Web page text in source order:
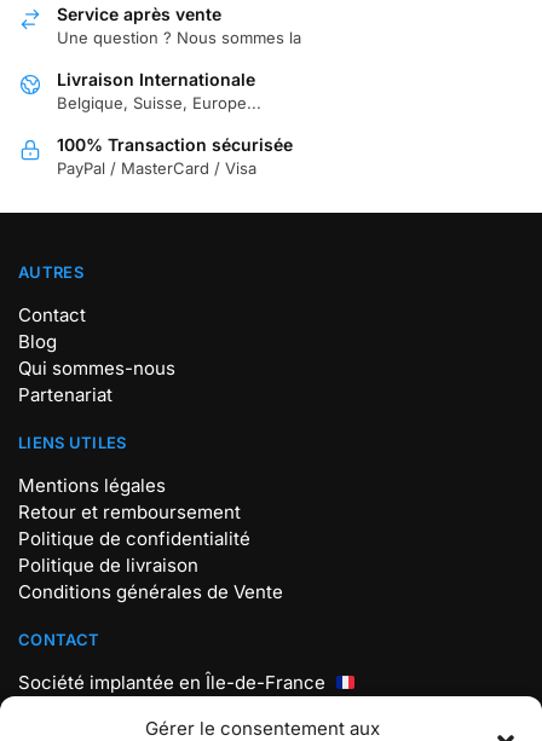
Gérer le consentement aux
Service après vente
Une question ? Nous sommes la
Livraison Internationale
Belgique, Suisse, Europe...
100% Transaction sécurisée
PayPal / MasterCard / Visa
AUTRES
Contact
Blog
Qui sommes-nous
Partenariat
LIENS UTILES
Mentions légales
Retour et remboursement
Politique de confidentialité
Politique de livraison
Conditions générales de Vente
CONTACT
Société implantée en Île-de-France
Téléphone : +33 7 56 98 18 19